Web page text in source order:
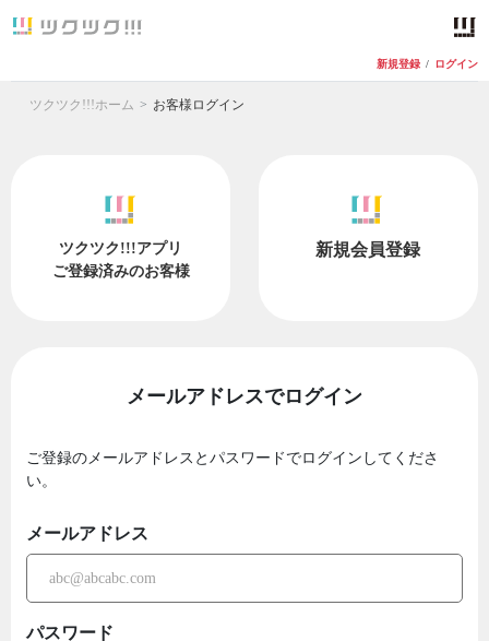
新規登録 / ログイン
ツクツク!!!ホーム お客様ログイン
ツクツク!!!アプリ
ご登録済みのお客様
新規会員登録
メールアドレスでログイン
ご登録のメールアドレスとパスワードでログインしてくださ
い。
メールアドレス
パスワード